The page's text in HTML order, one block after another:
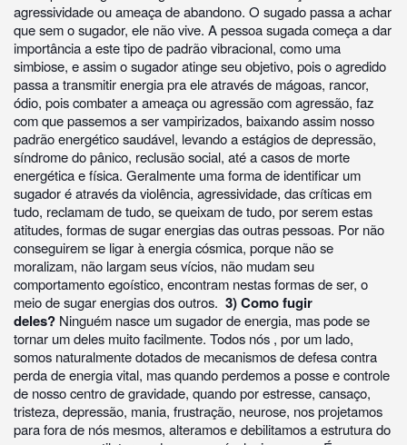
agressividade ou ameaça de abandono. O sugado passa a achar
que sem o sugador, ele não vive. A pessoa sugada começa a dar
importância a este tipo de padrão vibracional, como uma
simbiose, e assim o sugador atinge seu objetivo, pois o agredido
passa a transmitir energia pra ele através de mágoas, rancor,
ódio, pois combater a ameaça ou agressão com agressão, faz
com que passemos a ser vampirizados, baixando assim nosso
padrão energético saudável, levando a estágios de depressão,
síndrome do pânico, reclusão social, até a casos de morte
energética e física. Geralmente uma forma de identificar um
sugador é através da violência, agressividade, das críticas em
tudo, reclamam de tudo, se queixam de tudo, por serem estas
atitudes, formas de sugar energias das outras pessoas. Por não
conseguirem se ligar à energia cósmica, porque não se
moralizam, não largam seus vícios, não mudam seu
comportamento egoístico, encontram nestas formas de ser, o
meio de sugar energias dos outros. 3) Como fugir
deles?Ninguém nasce um sugador de energia, mas pode se
tornar um deles muito facilmente. Todos nós , por um lado,
somos naturalmente dotados de mecanismos de defesa contra
perda de energia vital, mas quando perdemos a posse e controle
de nosso centro de gravidade, quando por estresse, cansaço,
tristeza, depressão, mania, frustração, neurose, nos projetamos
para fora de nós mesmos, alteramos e debilitamos a estrutura do